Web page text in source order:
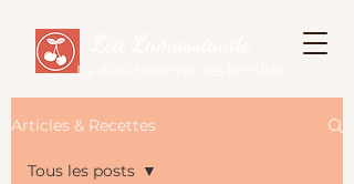
La diététicienne des familles
Articles & Recettes
Tous les posts